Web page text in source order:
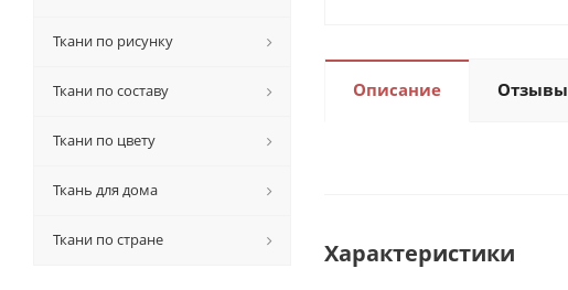
Описание Отзывы
Характеристики
Ткани по рисунку
Ткани по составу
Ткани по цвету
Ткань для дома
Ткани по стране